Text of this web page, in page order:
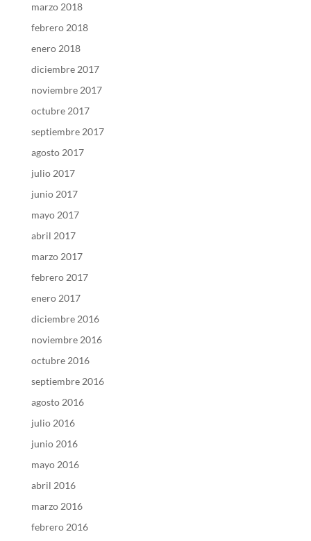
marzo 2018
febrero 2018
enero 2018
diciembre 2017
noviembre 2017
octubre 2017
septiembre 2017
agosto 2017
julio 2017
junio 2017
mayo 2017
abril 2017
marzo 2017
febrero 2017
enero 2017
diciembre 2016
noviembre 2016
octubre 2016
septiembre 2016
agosto 2016
julio 2016
junio 2016
mayo 2016
abril 2016
marzo 2016
febrero 2016